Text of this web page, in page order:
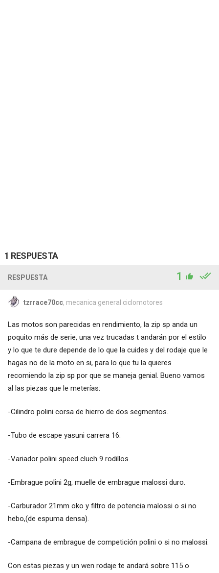
1 RESPUESTA
RESPUESTA 1
tzrrace70cc, mecanica general ciclomotores
Las motos son parecidas en rendimiento, la zip sp anda un
poquito más de serie, una vez trucadas t andarán por el estilo
y lo que te dure depende de lo que la cuides y del rodaje que le
hagas no de la moto en si, para lo que tu la quieres
recomiendo la zip sp por que se maneja genial. Bueno vamos
al las piezas que le meterías:
-Cilindro polini corsa de hierro de dos segmentos.
-Tubo de escape yasuni carrera 16.
-Variador polini speed cluch 9 rodillos.
-Embrague polini 2g, muelle de embrague malossi duro.
-Carburador 21mm oko y filtro de potencia malossi o si no
hebo,(de espuma densa).
-Campana de embrague de competición polini o si no malossi.
Con estas piezas y un wen rodaje te andará sobre 115 o